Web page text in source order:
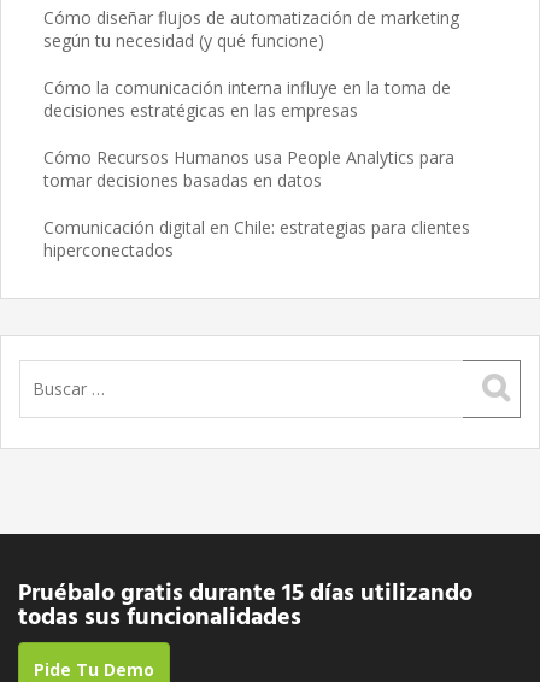
Cómo diseñar flujos de automatización de marketing
según tu necesidad (y qué funcione)
Cómo la comunicación interna influye en la toma de
decisiones estratégicas en las empresas
Cómo Recursos Humanos usa People Analytics para
tomar decisiones basadas en datos
Comunicación digital en Chile: estrategias para clientes
hiperconectados
Pruébalo gratis durante 15 días utilizando
todas sus funcionalidades
Pide Tu Demo